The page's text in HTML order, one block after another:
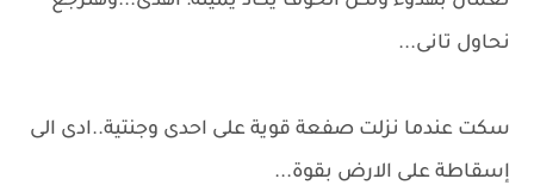
نحاول تانى...
سكت عندما نزلت صفعة قوية على احدى وجنتية..ادى الى
إسقاطة على الارض بقوة...